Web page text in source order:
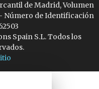
de Madrid, Volumen
- Número de Identificación
Spain S.L. Todos los